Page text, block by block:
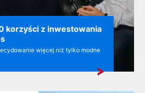
korzyści z inwestowania
więcej niż tylko modne